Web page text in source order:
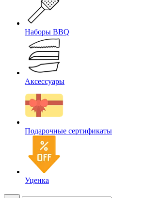
Наборы BBQ
Аксессуары
Подарочные сертификаты
Уценка